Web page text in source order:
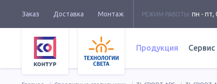
Заказ Доставка Монтаж РЕЖИМ РАБОТЫ: пн - пт,
Продукция Сервис